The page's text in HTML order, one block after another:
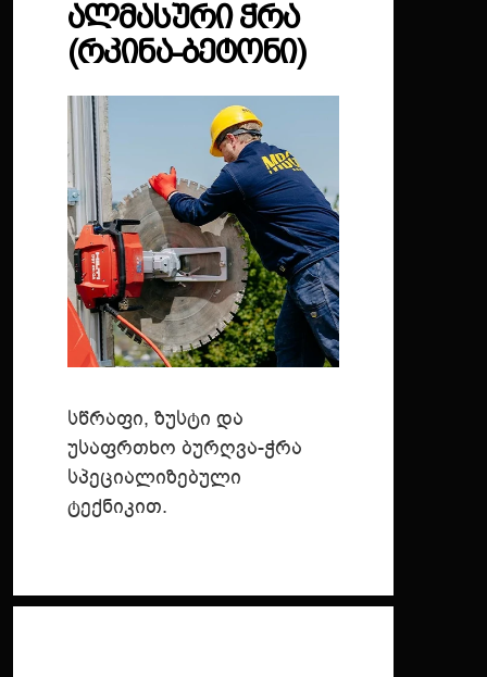
ᲐᲚᲛᲐᲡᲣᲠᲘ ᲭᲠᲐ
(ᲠᲙᲘᲜᲐ-ᲑᲔᲢᲝᲜᲘ)
სწრაფი, ზუსტი და
უსაფრთხო ბურღვა-ჭრა
სპეციალიზებული
ტექნიკით.